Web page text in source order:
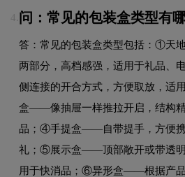
4. 问：常见的包装盒类型有
答：常见的包装盒类型包括：①天
两部分，高档感强，适用于礼品
侧连接的开合方式，方便取放，适
盒——像抽屉一样推拉开启，结构
品；④手提盒——自带提手，方便
礼；⑤展示盒——顶部敞开或带透明
用于快消品；⑥异形盒——根据产